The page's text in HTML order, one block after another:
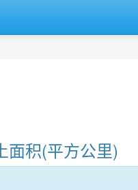
面积(平方公里)